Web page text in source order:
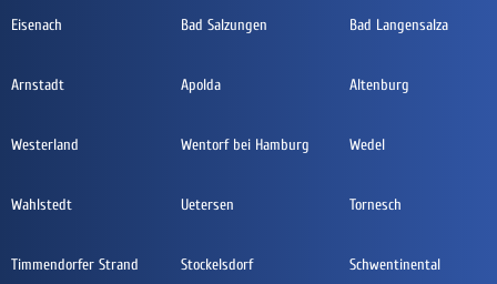
Eisenach Bad Salzungen Bad Langensalza
Arnstadt Apolda Altenburg
Westerland Wentorf bei Hamburg Wedel
Wahlstedt Uetersen Tornesch
Timmendorfer Strand Stockelsdorf Schwentinental